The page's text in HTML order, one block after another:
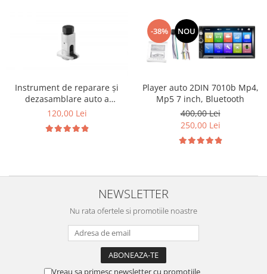
Instrument de reparare și
dezasamblare auto a
distribuitorului de unghi de
120,00 Lei
-38% NOU
Player auto 2DIN 7010b Mp4,
Mp5 7 inch, Bluetooth
400,00 Lei
250,00 Lei
NEWSLETTER
Nu rata ofertele si promotiile noastre
Vreau sa primesc newsletter cu promotiile